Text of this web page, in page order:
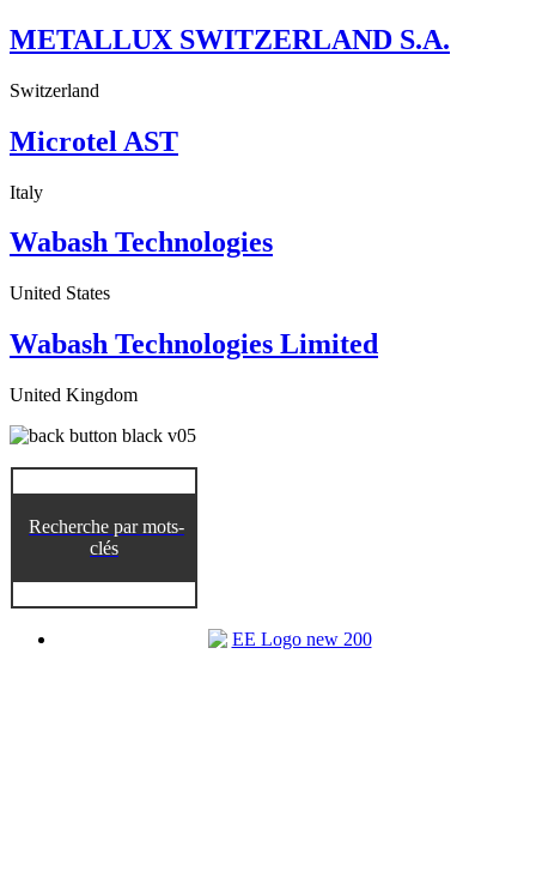
METALLUX SWITZERLAND S.A.
Switzerland
Microtel AST
Italy
Wabash Technologies
United States
Wabash Technologies Limited
United Kingdom
Recherche par mots-
clés